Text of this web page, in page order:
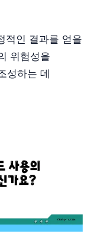
적인 결과를 얻을
위험성을
성하는 데